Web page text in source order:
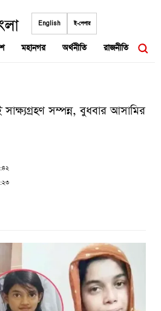
English ই-পেপার
মহানগর অর্থনীতি রাজনীতি
সম্পন্ন, বুধবার আসামির